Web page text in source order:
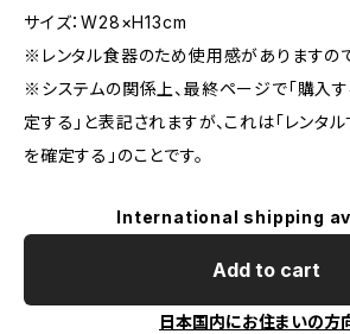
サイズ：W28×H13cm
※レンタル食器のため使用感がありますの
※システムの関係上、最終ページで「購入す
定する」と表記されますが、これは「レンタル
を確定する」のことです。
International shipping
Add to cart
日本国内にお住まいの方